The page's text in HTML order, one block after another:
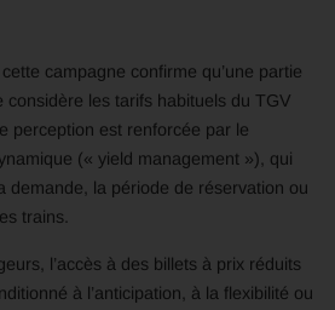
campagne confirme qu’une partie
considère les tarifs habituels du TGV
perception est renforcée par le
(« yield management »), qui
demande, la période de réservation ou
trains.
l’accès à des billets à prix réduits
à l’anticipation, à la flexibilité ou